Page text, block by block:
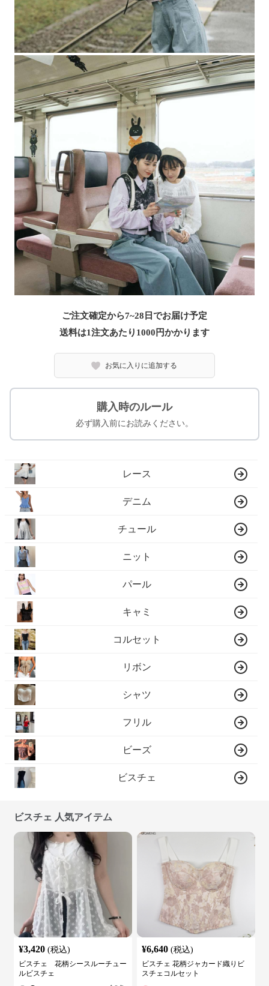
ご注文確定から7~28日でお届け予定
送料は1注文あたり 1000 円かかります
お気に入りに追加する
購入時のルール
必ず購入前にお読みください。
レース
デニム
チュール
ニット
パール
キャミ
コルセット
リボン
シャツ
フリル
ビーズ
ビスチェ
ビスチェ 人気アイテム
¥3,420 (税込)
ビスチェ 花柄シースルーチュー
ルビスチェ
¥6,640 (税込)
ビスチェ 花柄ジャカード織りビ
スチェコルセット